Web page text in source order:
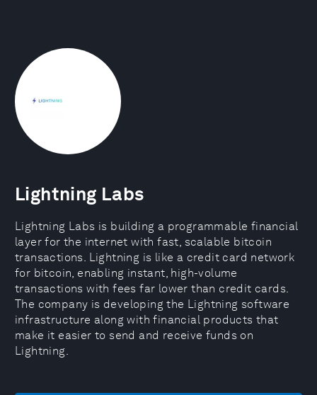
Lightning Labs
Lightning Labs is building a programmable financial
layer for the internet with fast, scalable bitcoin
transactions. Lightning is like a credit card network
for bitcoin, enabling instant, high-volume
transactions with fees far lower than credit cards.
The company is developing the Lightning software
infrastructure along with financial products that
make it easier to send and receive funds on
Lightning.